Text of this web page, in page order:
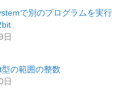
で別のプログラムを実行
日
型の範囲の整数
日